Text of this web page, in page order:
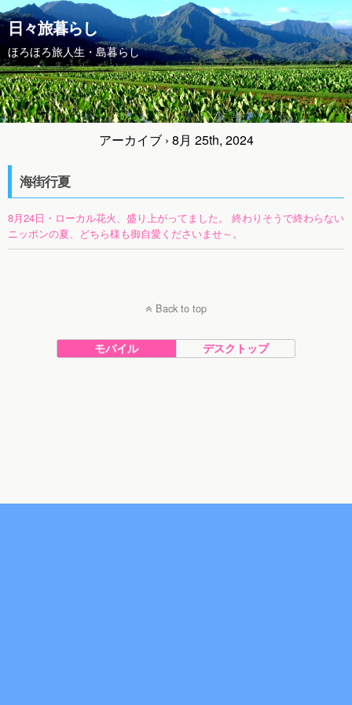
日々旅暮らし
ほろほろ旅人生・島暮らし
アーカイブ › 8月 25th, 2024
海街行夏
8月24日・ローカル花火、盛り上がってました。 終わりそうで終わらない
ニッポンの夏、どちら様も御自愛くださいませ～。
Back to top
モバイル デスクトップ